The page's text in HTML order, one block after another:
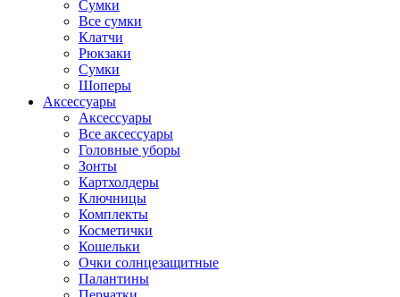
Сумки
Все сумки
Клатчи
Рюкзаки
Сумки
Шоперы
Аксессуары
Аксессуары
Все аксессуары
Головные уборы
Зонты
Картхолдеры
Ключницы
Комплекты
Косметички
Кошельки
Очки солнцезащитные
Палантины